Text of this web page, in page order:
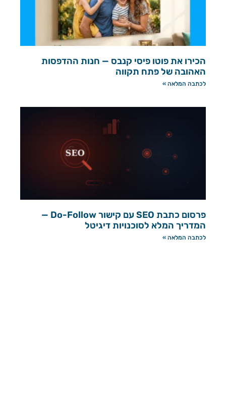
הכירו את פוטו פיסי קנבס — חנות ההדפסות
האהובה של פתח תקווה
לכתבה המלאה »
פרסום כתבת SEO עם קישור Do-Follow —
המדריך המלא לסוכנויות דיגיטל
לכתבה המלאה »